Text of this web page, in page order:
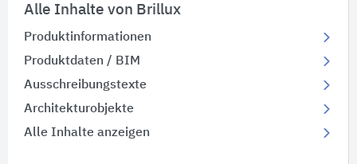
Alle Inhalte von Brillux
Produktinformationen
Produktdaten / BIM
Ausschreibungstexte
Architekturobjekte
Alle Inhalte anzeigen